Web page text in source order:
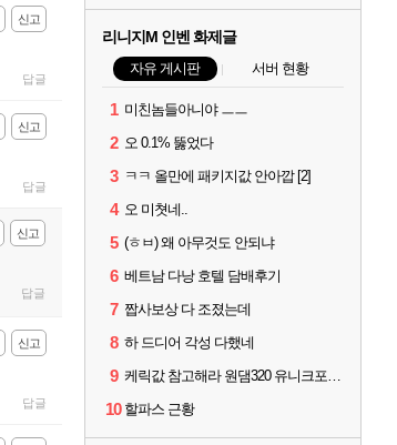
신고
답글
신고
답글
신고
답글
신고
답글
리니지M 인벤 화제글
자유 게시판 서버 현황
1 미친놈들아니야 ㅡㅡ
2 오 0.1% 뚫었다
3 ㅋㅋ 올만에 패키지값 안아깝 [2]
4 오 미쳣네..
5 (ㅎㅂ) 왜 아무것도 안되냐
6 베트남 다낭 호텔 담배후기
7 짭사보상 다 조졌는데
8 하 드디어 각성 다했네
9 케릭값 참고해라 원댐320 유니크포함 풀 이동악세11 신변신인신성 풀문양5 풀수호성4
10 할파스 근황